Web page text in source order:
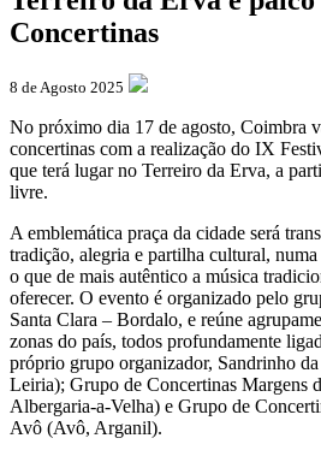
Concertinas
8 de Agosto 2025
No próximo dia 17 de agosto, Coimbra
concertinas com a realização do IX
que terá lugar no Terreiro da Erva, a
livre.
A emblemática praça da cidade será
tradição, alegria e partilha cultural,
o que de mais autêntico a música
oferecer. O evento é organizado pelo
Santa Clara – Bordalo, e reúne
zonas do país, todos profundamente
próprio grupo organizador, Sandrinho
Leiria); Grupo de Concertinas Margens
Albergaria-a-Velha) e Grupo de
Avô (Avô, Arganil).